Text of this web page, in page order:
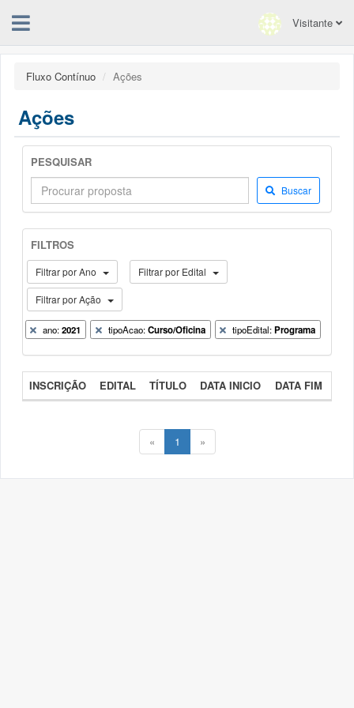
Visitante
Fluxo Contínuo Ações
Ações
PESQUISAR
Buscar
FILTROS
Filtrar por Ano Filtrar por Edital
Filtrar por Ação
ano:2021 tipoAcao:Curso/Oficina tipoEdital:Programa
INSCRIÇÃO EDITAL TÍTULO DATA INICIO DATA FIM
« 1 »